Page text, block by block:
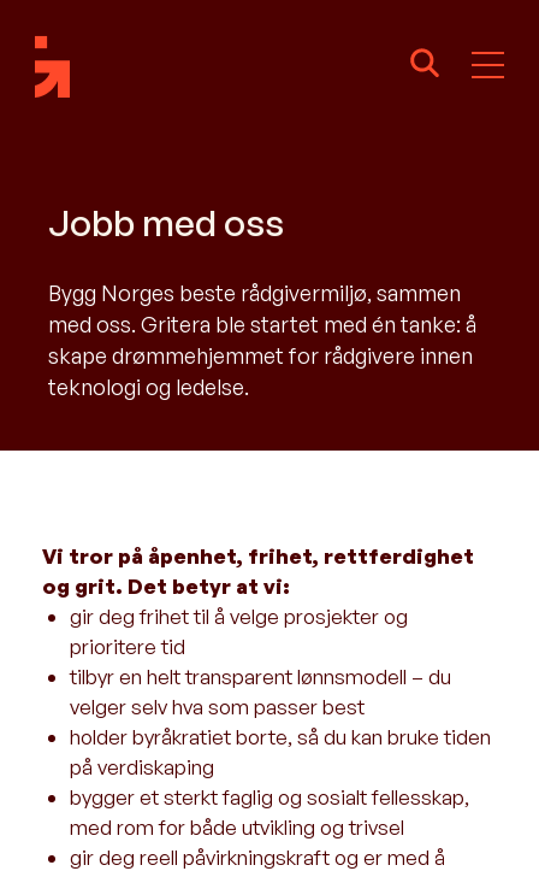
Jobb med oss
Bygg Norges beste rådgivermiljø, sammen
med oss. Gritera ble startet med én tanke: å
skape drømmehjemmet for rådgivere innen
teknologi og ledelse.
Vi tror på åpenhet, frihet, rettferdighet
og grit. Det betyr at vi:
gir deg frihet til å velge prosjekter og
prioritere tid
tilbyr en helt transparent lønnsmodell – du
velger selv hva som passer best
holder byråkratiet borte, så du kan bruke tiden
på verdiskaping
bygger et sterkt faglig og sosialt fellesskap,
med rom for både utvikling og trivsel
gir deg reell påvirkningskraft og er med å